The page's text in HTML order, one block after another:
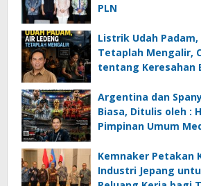
PLN
Listrik Udah
Tetaplah Mengalir,
tentang Keresahan
Ancaman
Rifai, SH
Argentina dan
Biasa, Ditulis oleh :
Pimpinan Umum
Kemnaker Petakan
Industri Jepang